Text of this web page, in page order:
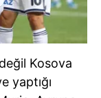
Kosova
yaptığı